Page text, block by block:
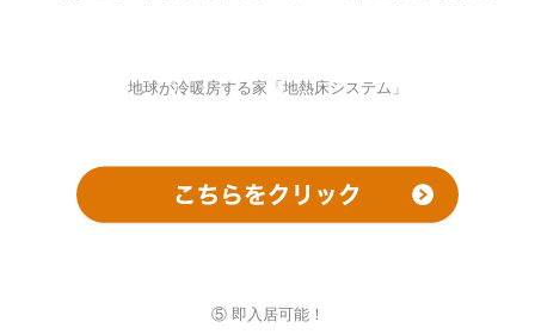
地球が冷暖房する家「地熱床システム」
⑤ 即入居可能！